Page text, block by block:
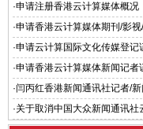
·申请注册香港云计算媒体概况
·申请香港云计算媒体期刊/影
·申请云计算国际文化传媒登记
·申请香港云计算媒体新闻记者
·闫丙红香港新闻通讯社记者/
·关于取消中国大众新闻通讯社